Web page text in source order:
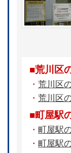
■荒川区
・ 荒川区
・ 荒川区
■町屋駅
・ 町屋駅
・ 町屋駅